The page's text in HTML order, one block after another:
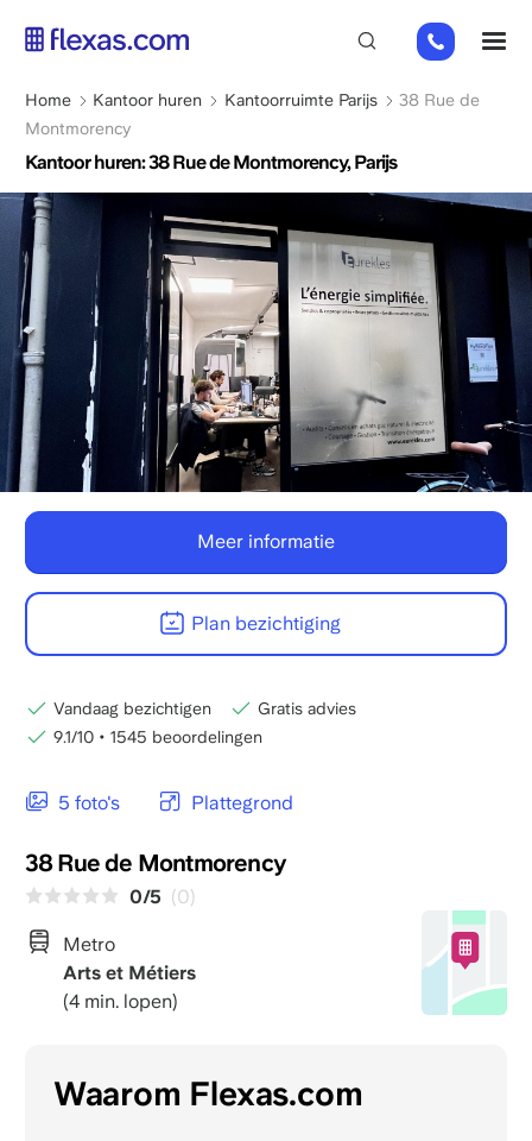
inhoud
gaan
01
82
88
Kruimelpad
Home Kantoor huren Kantoorruimte Parijs
38 Rue de
Montmorency
Kantoor huren: 38 Rue de Montmorency, Parijs
5 foto's Plattegrond
38 Rue de Montmorency
0/5 (0)
Metro
Arts et Métiers
(4 min. lopen)
Waarom Flexas.com
Meer informatie
Plan bezichtiging
Vandaag bezichtigen
Gratis advies
9.1/10 • 1545 beoordelingen